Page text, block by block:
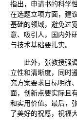
指出，申请书的科学
在选题立项方面，建
基础的领域，避免过
意、吸引人，国内外
与技术基础要扎实。
此外，张教授强
立性和清晰度，同时
究方案要求目标明确
面，创新点要实际且
和实用价值。最后，
了美好的祝愿，祝福